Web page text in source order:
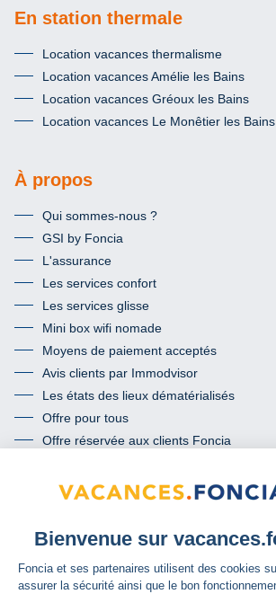
En station thermale
Location vacances thermalisme
Location vacances Amélie les Bains
Location vacances Gréoux les Bains
Location vacances Le Monêtier les Bains
À propos
Qui sommes-nous ?
GSI by Foncia
L'assurance
Les services confort
Les services glisse
Mini box wifi nomade
Moyens de paiement acceptés
Avis clients par Immodvisor
Les états des lieux dématérialisés
Offre pour tous
Offre réservée aux clients Foncia
Instagram